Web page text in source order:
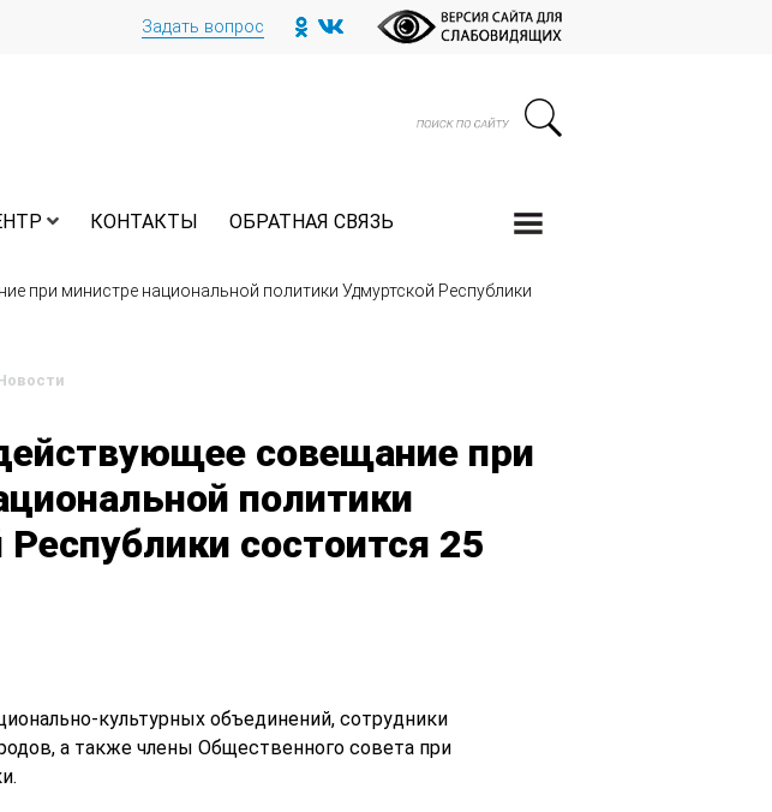
Задать вопрос
КОНТАКТЫ ОБРАТНАЯ СВЯЗЬ
при министре национальной политики Удмуртской Республики
совещание при
политики
состоится 25
культурных объединений, сотрудники
а также члены Общественного совета при